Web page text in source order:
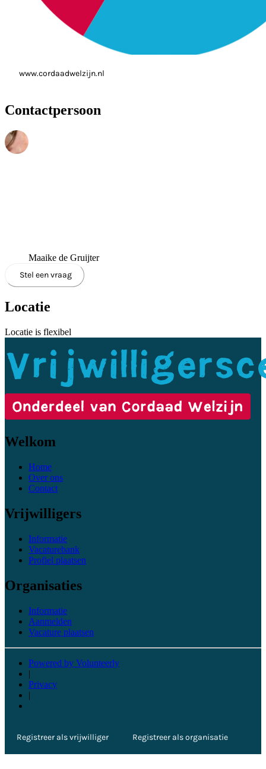
www.cordaadwelzijn.nl
Contactpersoon
Maaike de Gruijter
Stel een vraag
Locatie
Locatie is flexibel
Welkom
Home
Over ons
Contact
Vrijwilligers
Informatie
Vacaturebank
Profiel plaatsen
Organisaties
Informatie
Aanmelden
Vacature plaatsen
Powered by Volunteerly
|
Privacy
|
Registreer als vrijwilliger Registreer als organisatie